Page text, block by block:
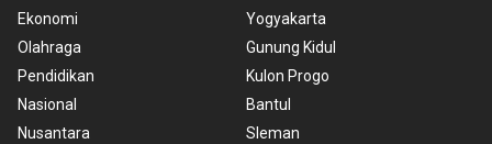
Ekonomi
Olahraga
Pendidikan
Nasional
Nusantara
Yogyakarta
Gunung Kidul
Kulon Progo
Bantul
Sleman